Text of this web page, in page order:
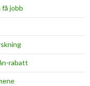
få jobb
rabatt